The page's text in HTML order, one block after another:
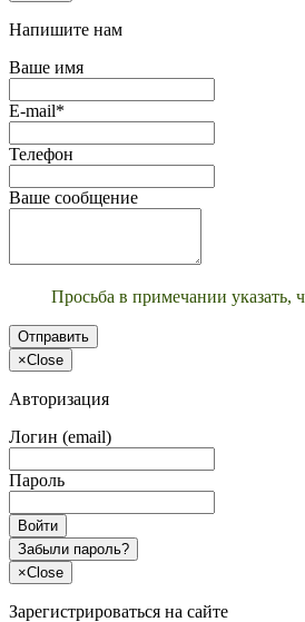
Напишите нам
Ваше имя
E-mail*
Телефон
Ваше сообщение
Просьба в примечании указать,
Отправить
×Close
Авторизация
Логин (email)
Пароль
Войти
Забыли пароль?
×Close
Зарегистрироваться на сайте